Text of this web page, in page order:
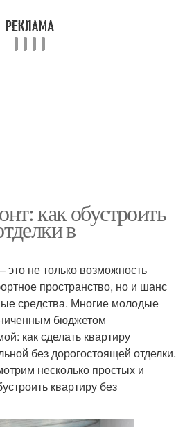
как обустроить
в
это не только возможность
пространство, но и шанс
средства. Многие молодые
бюджетом
как сделать квартиру
без дорогостоящей отделки.
несколько простых и
квартиру без